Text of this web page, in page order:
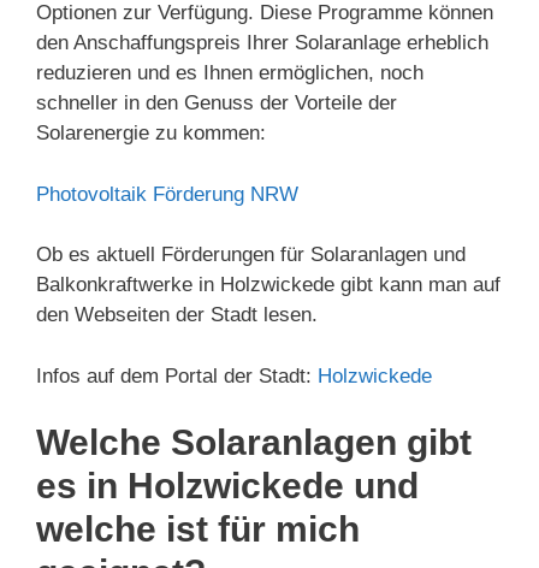
Optionen zur Verfügung. Diese Programme können
den Anschaffungspreis Ihrer Solaranlage erheblich
reduzieren und es Ihnen ermöglichen, noch
schneller in den Genuss der Vorteile der
Solarenergie zu kommen:
Photovoltaik Förderung NRW
Ob es aktuell Förderungen für Solaranlagen und
Balkonkraftwerke in Holzwickede gibt kann man auf
den Webseiten der Stadt lesen.
Infos auf dem Portal der Stadt: Holzwickede
Welche Solaranlagen gibt
es in Holzwickede und
welche ist für mich